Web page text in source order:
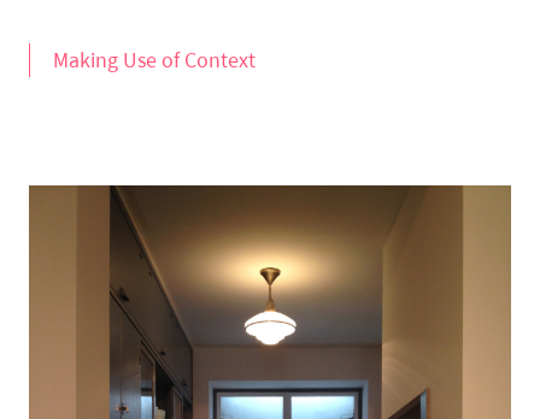
Making Use of Context